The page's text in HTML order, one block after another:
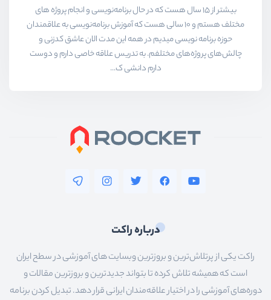
بیشتر از ۱۵ سال هست که در حال برنامه‌نویسی و انجام پروژه های
مختلف هستم و ۱۰ سالی هست که آموزش برنامه‌نویسی به علاقمندان
حوزه برنامه نویسی میدیم در همه این مدت الان عاشق کدزنی و
چالش‌های پروژه‌های مختلفم. به تدریس علاقه خاصی دارم و دوست
دارم دانشی ک...
درباره راکت
راکت یکی از پرتلاش‌ترین و بروزترین وبسایت های آموزشی در سطح ایران
است که همیشه تلاش کرده تا بتواند جدیدترین و بروزترین مقالات و
دوره‌های آموزشی را در اختیار علاقه‌مندان ایرانی قرار دهد. تبدیل کردن برنامه